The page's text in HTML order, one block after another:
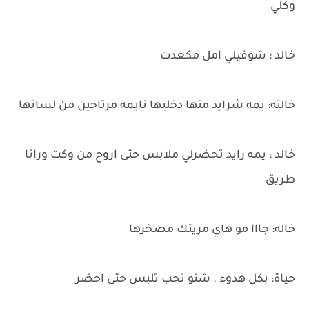
وكلي
خالد : شوفيلي امل مكعدت
خالته: يمه شرايد منها دخليها نايمه مرتاحين من لسانها
خالد : يمه رايد تحضرلي ملابس حتى اروح من وكت ورانا
طريق
خاله: جااا مو هاي مريتك مصخرها
حياة: بكل هدوء . شنو تحب تلبس حتى احضر